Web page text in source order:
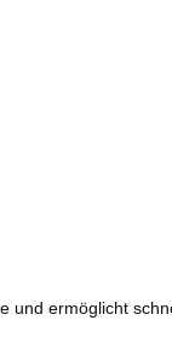
und ermöglicht